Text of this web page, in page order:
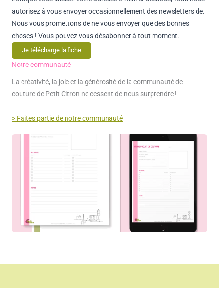
autorisez à vous envoyer occasionnellement des newsletters de.
Nous vous promettons de ne vous envoyer que des bonnes
choses ! Vous pouvez vous désabonner à tout moment.
Je télécharge la fiche
Notre communauté
La créativité, la joie et la générosité de la communauté de
couture de Petit Citron ne cessent de nous surprendre !
> Faites partie de notre communauté